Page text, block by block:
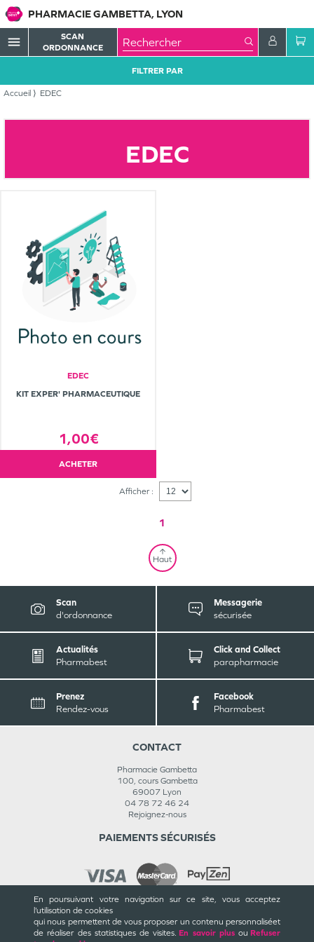
En poursuivant votre navigation sur ce site, vous acceptez
l’utilisation de cookies
qui nous permettent de vous proposer un contenu personnaliséet
de réaliser des statistiques de visites. En savoir plusou Refuser
PHARMACIE GAMBETTA, LYON
menu
SCAN
ORDONNANCE
Accueil EDEC
FILTRER PAR
EDEC
EDEC
KIT EXPER' PHARMACEUTIQUE
1,00€
ACHETER
Afficher :
1
Haut
Scan
d'ordonnance
Messagerie
sécurisée
Actualités
Pharmabest
Click and Collect
parapharmacie
Prenez
Rendez-vous
Facebook
Pharmabest
CONTACT
Pharmacie Gambetta
100, cours Gambetta
69007 Lyon
04 78 72 46 24
Rejoignez-nous
CGU / CGV
PAIEMENTS SÉCURISÉS